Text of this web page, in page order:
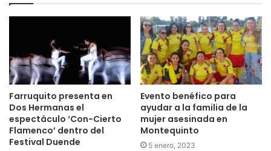
Farruquito presenta en
Dos Hermanas el
espectáculo ‘Con-Cierto
Flamenco’ dentro del
Festival Duende
Evento benéfico para
ayudar a la familia de la
mujer asesinada en
Montequinto
5 enero, 2023